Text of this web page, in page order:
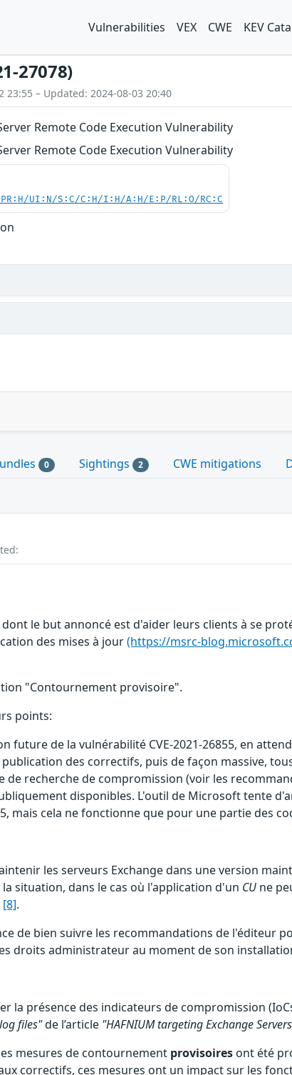
Vulnerabilities VEX CWE KEV
27078)
23:55 – Updated: 2024-08-03 20:40
Remote Code Execution Vulnerability
Remote Code Execution Vulnerability
UI:N/S:C/C:H/I:H/A:H/E:P/RL:O/RC:C
0 Sightings 2 CWE mitigations
le but annoncé est d'aider leurs clients à se
des mises à jour(https://msrc-
"Contournement provisoire".
points:
future de la vulnérabilité CVE-2021-26855, en
des correctifs, puis de façon massive,
de recherche de compromission (voir les
disponibles. L'outil de Microsoft tente
mais cela ne fonctionne que pour une partie des
les serveurs Exchange dans une version
situation, dans le cas où l'application d'un CU ne
[8].
de bien suivre les recommandations de l'éditeur
droits administrateur au moment de son
la présence des indicateurs de compromission
files"de l’article "HAFNIUM targeting Exchange
mesures de contournement provisoires ont été
correctifs, ces mesures ont un impact sur les